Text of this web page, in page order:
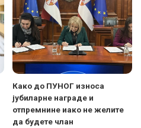
Како до ПУНОГ износа
јубиларне награде и
отпремнине иако не желите
да будете члан